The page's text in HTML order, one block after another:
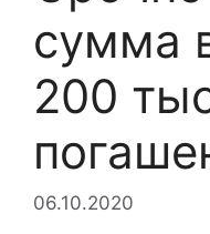
сумма
200
06.10.2020